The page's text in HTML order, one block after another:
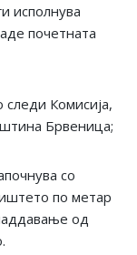
исполнува
почетната
следи Комисија,
Брвеница;
со
по метар
од